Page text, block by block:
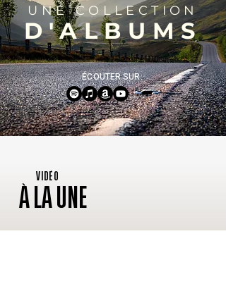
D'ALBUMS
UNE COLLECTION
ÉCOUTER SUR:
VIDÉO
À LA UNE